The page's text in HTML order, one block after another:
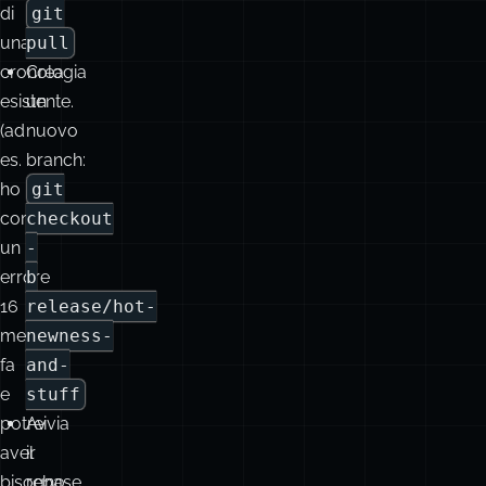
“Voglio
creare
una
versione
alternativa
di
una
cronologia
esistente.
(ad
es.
ho
commesso
un
errore
16
versione:
git
checkout
main
&&
git
pull
Crea
un
nuovo
branch:
git
checkout
-
b
release/hot-